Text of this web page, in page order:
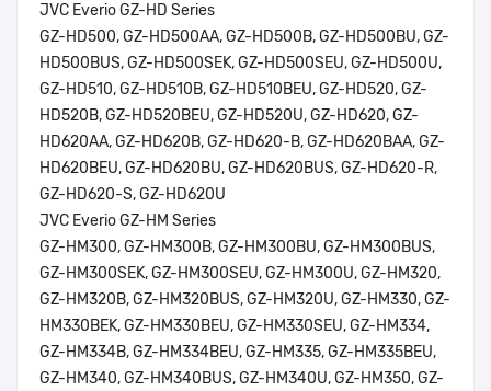
JVC Everio GZ-HD Series
GZ-HD500, GZ-HD500AA, GZ-HD500B, GZ-HD500BU, GZ-
HD500BUS, GZ-HD500SEK, GZ-HD500SEU, GZ-HD500U,
GZ-HD510, GZ-HD510B, GZ-HD510BEU, GZ-HD520, GZ-
HD520B, GZ-HD520BEU, GZ-HD520U, GZ-HD620, GZ-
HD620AA, GZ-HD620B, GZ-HD620-B, GZ-HD620BAA, GZ-
HD620BEU, GZ-HD620BU, GZ-HD620BUS, GZ-HD620-R,
GZ-HD620-S, GZ-HD620U
JVC Everio GZ-HM Series
GZ-HM300, GZ-HM300B, GZ-HM300BU, GZ-HM300BUS,
GZ-HM300SEK, GZ-HM300SEU, GZ-HM300U, GZ-HM320,
GZ-HM320B, GZ-HM320BUS, GZ-HM320U, GZ-HM330, GZ-
HM330BEK, GZ-HM330BEU, GZ-HM330SEU, GZ-HM334,
GZ-HM334B, GZ-HM334BEU, GZ-HM335, GZ-HM335BEU,
GZ-HM340, GZ-HM340BUS, GZ-HM340U, GZ-HM350, GZ-